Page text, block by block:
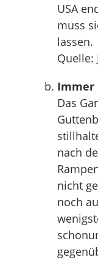
USA
muss
lassen.
Quelle:
Immer
Das
nach
nicht
noch